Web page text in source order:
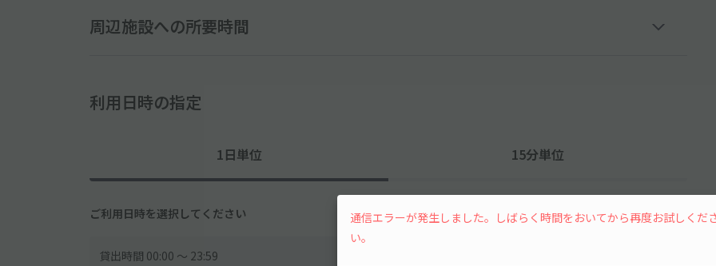
周辺施設への所要時間
利用日時の指定
1日単位 15分単位
ご利用日時を選択してください
貸出時間 00:00 〜 23:59
通信エラーが発生しました。しばらく時間をおいてから再度お試しくだ
い。